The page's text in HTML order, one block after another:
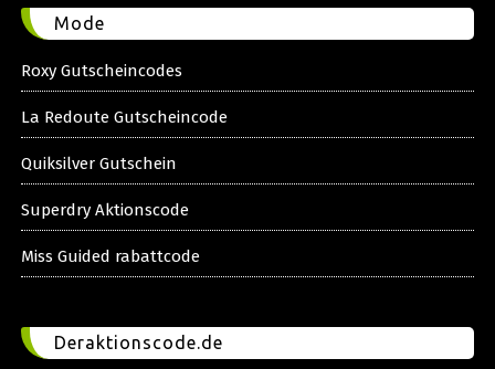
Mode
Roxy Gutscheincodes
La Redoute Gutscheincode
Quiksilver Gutschein
Superdry Aktionscode
Miss Guided rabattcode
Deraktionscode.de